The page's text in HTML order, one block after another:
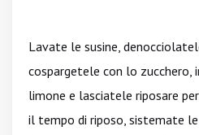
Lavate le susine,
cospargetele con lo zucchero,
limone e lasciatele riposare
il tempo di riposo, sistemate